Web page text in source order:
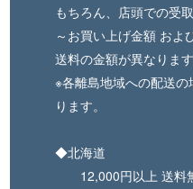
もちろん、店頭での受
～お買い上げ金額 およ
送料の金額が異なりま
※各離島地域への配送
ります。
◆北海道
12,000円以上 送料